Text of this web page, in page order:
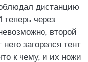
дистанцию
теперь через
второй
него загорелся тент
к чему, и их ножи